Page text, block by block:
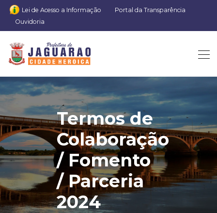
Lei de Acesso a Informação
Portal da Transparência
Ouvidoria
Termos de
Colaboração
/ Fomento
/ Parceria
2024